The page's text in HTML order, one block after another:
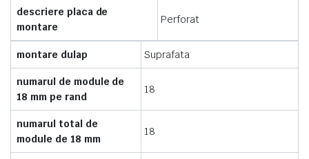
descriere placa de
montare
Perforat
montare dulap Suprafata
numarul de module de
18 mm pe rand
18
numarul total de
module de 18 mm
18